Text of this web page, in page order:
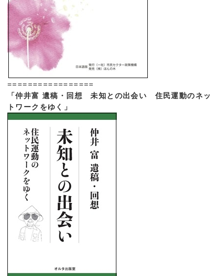
=================
「仲井富 遺稿・回想 未知との出会い 住民運動のネッ
トワークをゆく」